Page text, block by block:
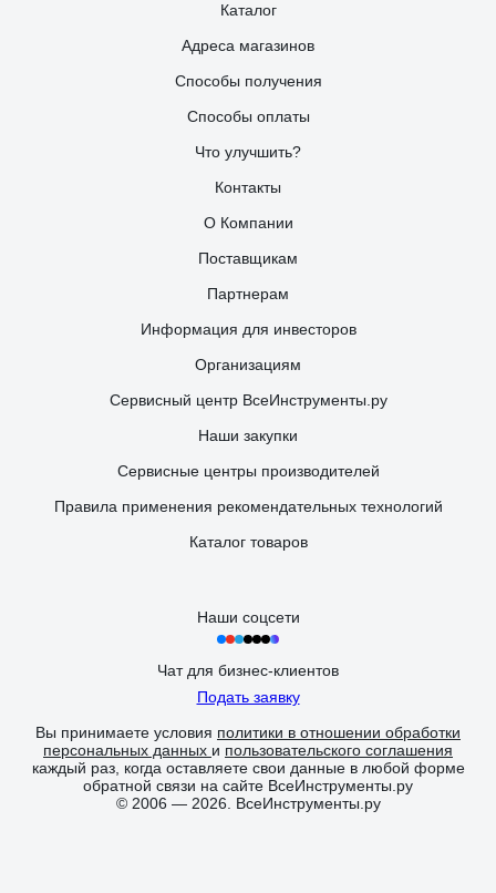
Каталог
Адреса магазинов
Способы получения
Способы оплаты
Что улучшить?
Контакты
О Компании
Поставщикам
Партнерам
Информация для инвесторов
Организациям
Сервисный центр ВсеИнструменты.ру
Наши закупки
Сервисные центры производителей
Правила применения рекомендательных технологий
Каталог товаров
Наши соцсети
Чат для бизнес-клиентов
Подать заявку
Вы принимаете условия политики в отношении обработки
персональных данных и пользовательского соглашения
каждый раз, когда оставляете свои данные в любой форме
обратной связи на сайте ВсеИнструменты.ру
© 2006 — 2026. ВсеИнструменты.ру